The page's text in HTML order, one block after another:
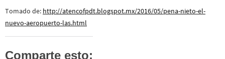
Tomado de: http://atencofpdt.blogspot.mx/2016/05/pena-nieto-el-
nuevo-aeropuerto-las.html
Comparte esto: